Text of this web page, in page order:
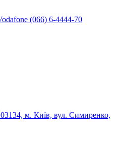
(066) 6-4444-70
03134, м. Київ, вул. Симиренко,